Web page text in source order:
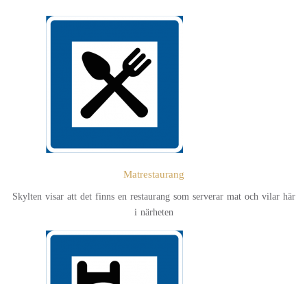
Matrestaurang
Skylten visar att det finns en restaurang som serverar mat och vilar här
i närheten